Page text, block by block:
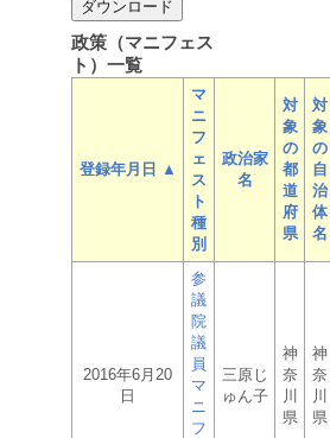
政策（マニフェス
ト）一覧
登録年月日 ▲
マ
ニ
フ
ェ
ス
ト
種
別
政治家
名
対
象
の
都
道
府
県
対
象
の
自
治
体
名
2016年6月20
日
参
議
院
議
員
マ
ニ
フ
三原じ
ゅん子
神
奈
川
県
神
奈
川
県